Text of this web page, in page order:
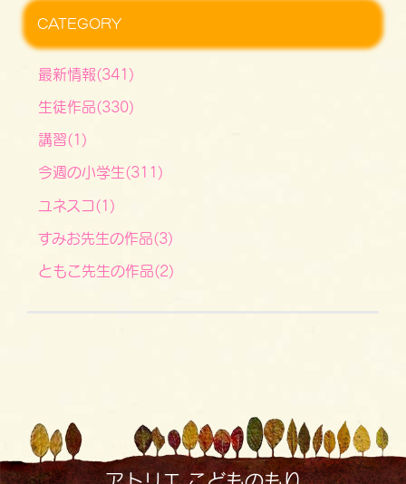
CATEGORY
最新情報(341)
生徒作品(330)
講習(1)
今週の小学生(311)
ユネスコ(1)
すみお先生の作品(3)
ともこ先生の作品(2)